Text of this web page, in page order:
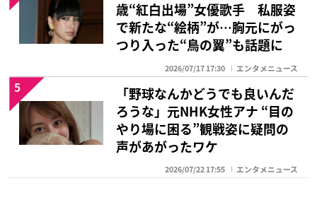
歳“紅白出場”女優歌手 私服姿
で新たな“絵柄”が…胸元にがっ
つり入った“鳥の翼”も話題に
2026/07/17 17:30 エンタメニュース
「野球なんかどうでも良いんだ
ろうな」元NHK女性アナ “目の
やり場に困る”観戦姿に疑問の
声があがったワケ
2026/07/22 17:55 エンタメニュース
5